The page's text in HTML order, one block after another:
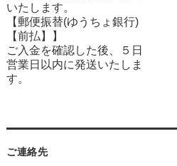
いたします。
【郵便振替(ゆうちょ銀行)
【前払】】
ご入金を確認した後、５日
営業日以内に発送いたしま
す。
ご連絡先